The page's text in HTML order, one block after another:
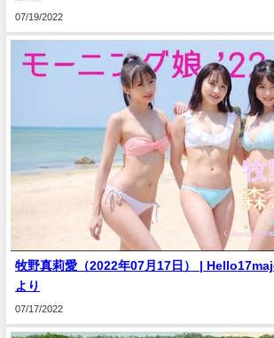
07/19/2022
牧野真莉愛（2022年07月17日） |
より
07/17/2022